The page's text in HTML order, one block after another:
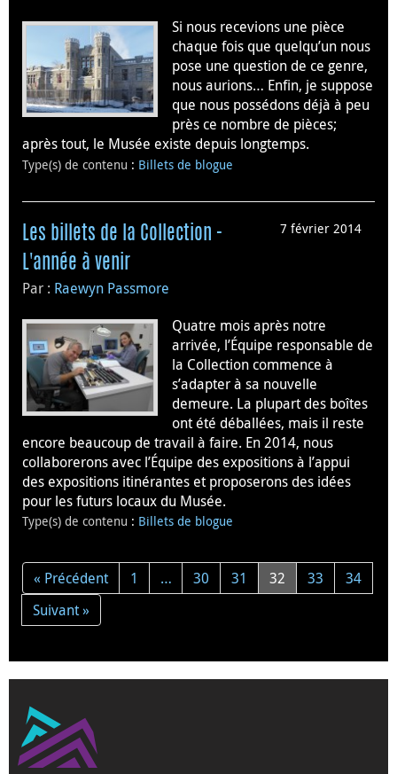
Si nous recevions une pièce
chaque fois que quelqu’un nous
pose une question de ce genre,
nous aurions… Enfin, je suppose
que nous possédons déjà à peu
près ce nombre de pièces;
après tout, le Musée existe depuis longtemps.
Type(s) de contenu : Billets de blogue
7 février 2014
Les billets de la Collection -
L'année à venir
Par : Raewyn Passmore
Quatre mois après notre
arrivée, l’Équipe responsable de
la Collection commence à
s’adapter à sa nouvelle
demeure. La plupart des boîtes
ont été déballées, mais il reste
encore beaucoup de travail à faire. En 2014, nous
collaborerons avec l’Équipe des expositions à l’appui
des expositions itinérantes et proposerons des idées
pour les futurs locaux du Musée.
Type(s) de contenu : Billets de blogue
« Précédent 1 … 30 31 32 33
34
Suivant »